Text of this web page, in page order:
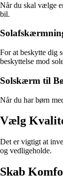
Når du skal vælge
bil.
For at beskytte dig
beskyttelse mod
Solskærm til
Når du har børn
Vælg
Det er vigtigt at
og vedligeholde.
Skab